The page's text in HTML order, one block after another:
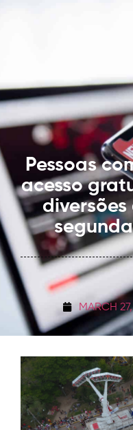
Pessoas
acesso
MARCH